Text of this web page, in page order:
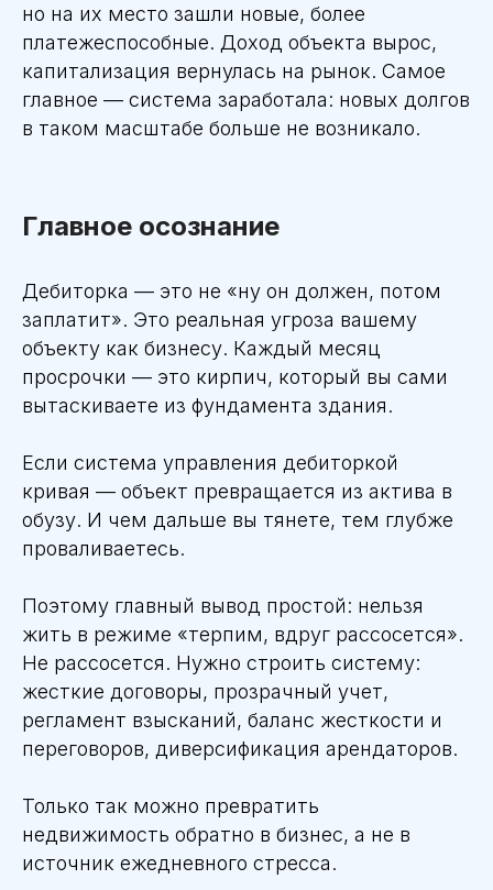
но на их место зашли новые, более
платежеспособные. Доход объекта вырос,
капитализация вернулась на рынок. Самое
главное — система заработала: новых долгов
в таком масштабе больше не возникало.
Главное осознание
Дебиторка — это не «ну он должен, потом
заплатит». Это реальная угроза вашему
объекту как бизнесу. Каждый месяц
просрочки — это кирпич, который вы сами
вытаскиваете из фундамента здания.
Если система управления дебиторкой
кривая — объект превращается из актива в
обузу. И чем дальше вы тянете, тем глубже
проваливаетесь.
Поэтому главный вывод простой: нельзя
жить в режиме «терпим, вдруг рассосется».
Не рассосется. Нужно строить систему:
жесткие договоры, прозрачный учет,
регламент взысканий, баланс жесткости и
переговоров, диверсификация арендаторов.
Только так можно превратить
недвижимость обратно в бизнес, а не в
источник ежедневного стресса.